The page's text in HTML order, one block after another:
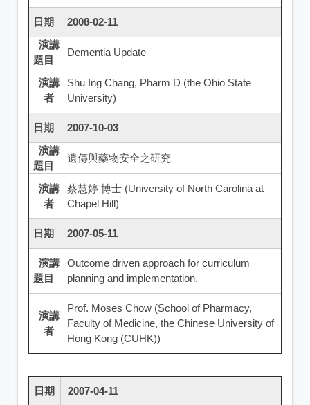
日期
2008-02-11
演講
題目
Dementia Update
演講
者
Shu Ing Chang, Pharm D (the Ohio State
University)
日期
2007-10-03
演講
題目
遺傳與藥物安全之研究
演講
者
蔡慧婷 博士 (University of North Carolina at
Chapel Hill)
日期 2007-05-11
演講
題目
Outcome driven approach for curriculum
planning and implementation.
演講
者
Prof. Moses Chow (School of Pharmacy,
Faculty of Medicine, the Chinese University of
Hong Kong (CUHK))
日期 2007-04-11